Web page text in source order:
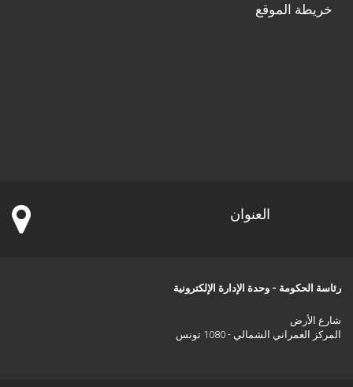
خريطة الموقع
العنوان
رئاسة الحكومة - وحدة الإدارة الإلكترونية
شارع الأرض
المركز العمراني الشمالي - 1080 تونس